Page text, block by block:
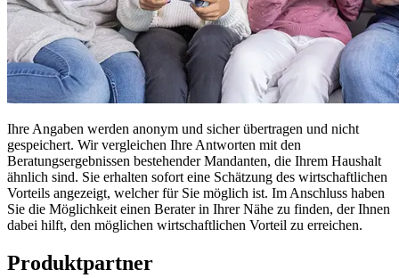
Ihre Angaben werden anonym und sicher übertragen und nicht
gespeichert. Wir vergleichen Ihre Antworten mit den
Beratungsergebnissen bestehender Mandanten, die Ihrem Haushalt
ähnlich sind. Sie erhalten sofort eine Schätzung des wirtschaftlichen
Vorteils angezeigt, welcher für Sie möglich ist. Im Anschluss haben
Sie die Möglichkeit einen Berater in Ihrer Nähe zu finden, der Ihnen
dabei hilft, den möglichen wirtschaftlichen Vorteil zu erreichen.
Produktpartner